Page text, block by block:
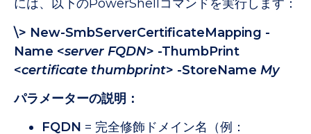
には、以下のPowerShellコマンドを実行します：
\> New-SmbServerCertificateMapping -
Name <server FQDN> -ThumbPrint
<certificate thumbprint> -StoreName My
パラメーターの説明：
FQDN = 完全修飾ドメイン名（例：